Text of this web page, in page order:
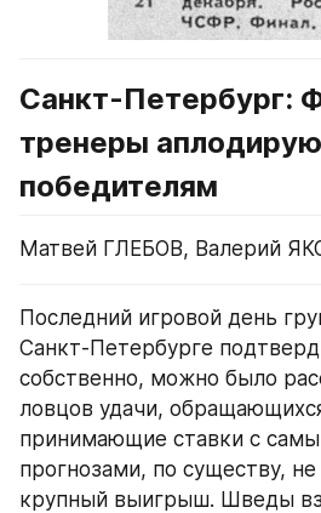
Санкт-Петербург:
тренеры
победителям
Матвей ГЛЕБОВ, Валерий
Последний игровой день
Санкт-Петербурге
собственно, можно было
ловцов удачи,
принимающие ставки с
прогнозами, по существу,
крупный выигрыш. Шведы